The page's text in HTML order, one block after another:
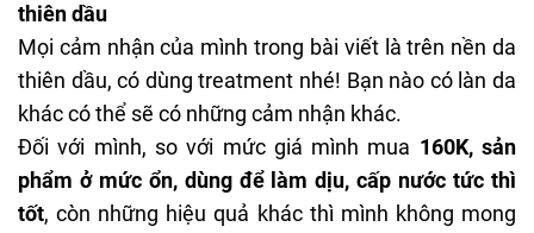
thiên dầu
Mọi cảm nhận của mình trong bài viết là trên nền da
thiên dầu, có dùng treatment nhé! Bạn nào có làn da
khác có thể sẽ có những cảm nhận khác.
Đối với mình, so với mức giá mình mua 160K, sản
phẩm ở mức ổn, dùng để làm dịu, cấp nước tức thì
tốt, còn những hiệu quả khác thì mình không mong